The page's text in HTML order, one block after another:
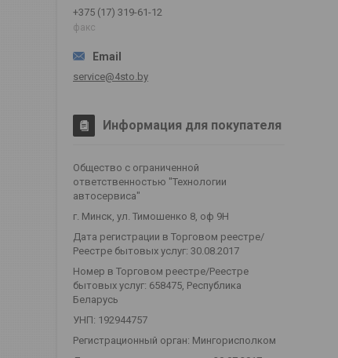
+375 (17) 319-61-12
факс
service@4sto.by
Информация для покупателя
Общество с ограниченной
ответственностью "Технологии
автосервиса"
г. Минск, ул. Тимошенко 8, оф 9Н
Дата регистрации в Торговом реестре/
Реестре бытовых услуг: 30.08.2017
Номер в Торговом реестре/Реестре
бытовых услуг: 658475, Республика
Беларусь
УНП: 192944757
Регистрационный орган: Мингорисполком